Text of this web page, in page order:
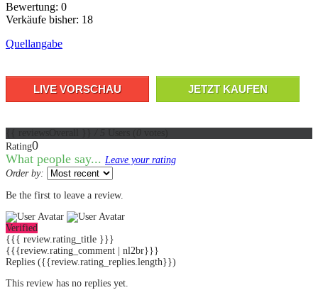
Bewertung: 0
Verkäufe bisher: 18
Quellangabe
LIVE VORSCHAU JETZT KAUFEN
Rating0
What people say... Leave your rating
Order by:
Be the first to leave a review.
Verified
{{{ review.rating_title }}}
{{{review.rating_comment | nl2br}}}
Replies ({{review.rating_replies.length}})
This review has no replies yet.